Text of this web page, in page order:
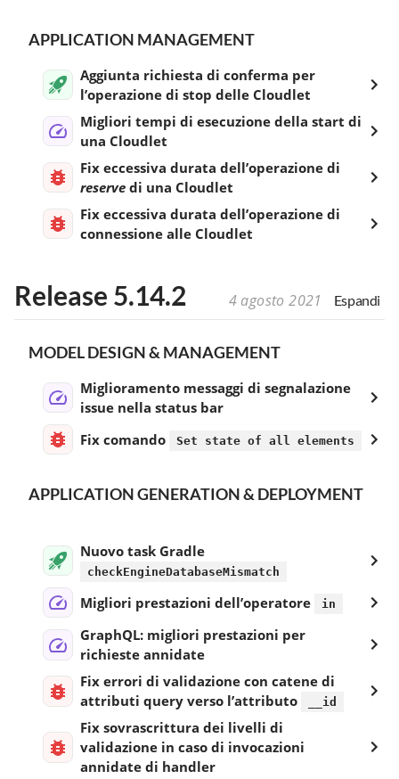
APPLICATION MANAGEMENT
Aggiunta richiesta di conferma per
l’operazione di stop delle Cloudlet
Migliori tempi di esecuzione della start di
una Cloudlet
Fix eccessiva durata dell’operazione di
reserve di una Cloudlet
Fix eccessiva durata dell’operazione di
connessione alle Cloudlet
Release 5.14.2 4 agosto 2021 Espandi
MODEL DESIGN & MANAGEMENT
Miglioramento messaggi di segnalazione
issue nella status bar
Fix comando
Set state of all elements
APPLICATION GENERATION & DEPLOYMENT
Nuovo task Gradle
checkEngineDatabaseMismatch
Migliori prestazioni dell’operatore in
GraphQL: migliori prestazioni per
richieste annidate
Fix errori di validazione con catene di
attributi query verso l’attributo
__id
Fix sovrascrittura dei livelli di
validazione in caso di invocazioni
annidate di handler